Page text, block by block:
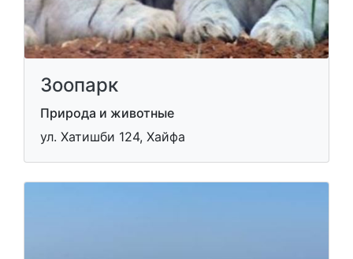
Зоопарк
Природа и животные
ул. Хатишби 124, Хайфа